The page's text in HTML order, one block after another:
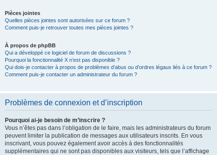
Pièces jointes
Quelles pièces jointes sont autorisées sur ce forum ?
Comment puis-je retrouver toutes mes pièces jointes ?
À propos de phpBB
Qui a développé ce logiciel de forum de discussions ?
Pourquoi la fonctionnalité X n’est pas disponible ?
Qui dois-je contacter à propos de problèmes d’abus ou d’ordres légaux liés à ce forum ?
Comment puis-je contacter un administrateur du forum ?
Problèmes de connexion et d’inscription
Pourquoi ai-je besoin de m’inscrire ?
Vous n’êtes pas dans l’obligation de le faire, mais les administrateurs du forum
peuvent limiter la publication de messages aux utilisateurs inscrits. En vous
inscrivant, vous pouvez également avoir accès à des fonctionnalités
supplémentaires qui ne sont pas disponibles aux visiteurs, tels que l’affichage